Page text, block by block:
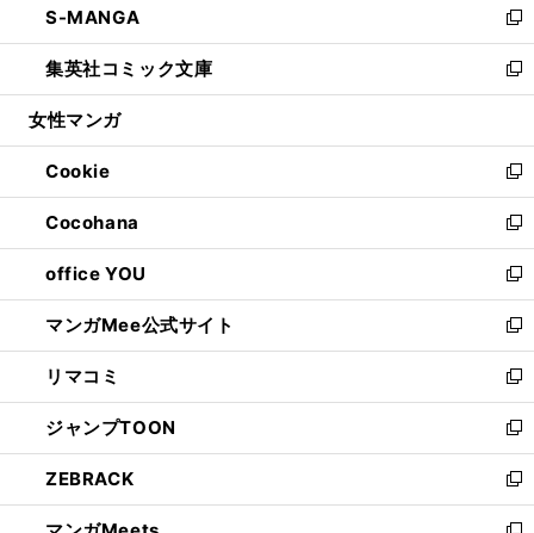
く
で
開
く
ド
ウ
で
開
ィ
ン
ド
ウ
開
く
い
ウ
ィ
ン
ウ
で
開
く
S-MANGA
新
し
い
ウ
ン
ド
ウ
で
開
く
集英社コミック文庫
新
し
ウ
ィ
ン
ド
ウ
で
開
く
女性マンガ
Cookie
新
し
い
ウ
ィ
ン
ド
ウ
で
開
く
Cocohana
新
し
い
ウ
ィ
ン
ド
ウ
で
開
く
office YOU
新
し
い
ウ
ィ
ン
ド
ウ
で
開
マンガMee公式サイト
新
し
い
ウ
ィ
ン
ド
ウ
リマコミ
新
し
い
ウ
ィ
ン
ジャンプTOON
新
し
い
ウ
ZEBRACK
新
し